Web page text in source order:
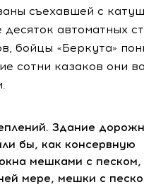
съехавшей с
автоматных
бойцы «Беркута»
сотни казаков они
Здание
бы, как консервную
мешками с песком,
мере, мешки с